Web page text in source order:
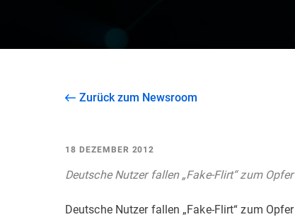
Zurück zum Newsroom
18 DEZEMBER 2012
Deutsche Nutzer fallen „Fake-Flirt“ zum Opfer
Deutsche Nutzer fallen „Fake-Flirt“ zum Opfer